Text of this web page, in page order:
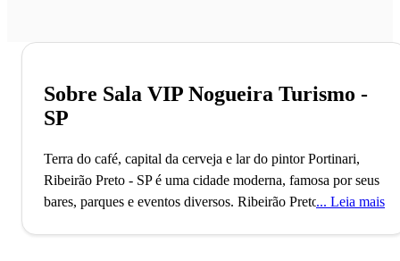
Sobre Sala VIP Nogueira Turismo -
SP
Terra do café, capital da cerveja e lar do pintor Portinari,
Ribeirão Preto - SP é uma cidade moderna, famosa por seus
bares, parques e eventos diversos. Ribeirão Preto, fundada
Leia mais